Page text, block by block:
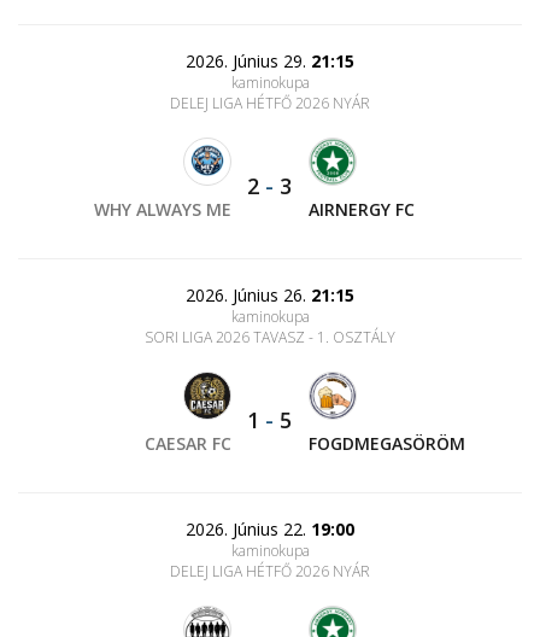
2026. Június 29. 21:15
kaminokupa
DELEJ LIGA HÉTFŐ 2026 NYÁR
WHY ALWAYS ME
2 - 3
AIRNERGY FC
2026. Június 26. 21:15
kaminokupa
SORI LIGA 2026 TAVASZ - 1. OSZTÁLY
CAESAR FC
1 - 5
FOGDMEGASÖRÖM
2026. Június 22. 19:00
kaminokupa
DELEJ LIGA HÉTFŐ 2026 NYÁR